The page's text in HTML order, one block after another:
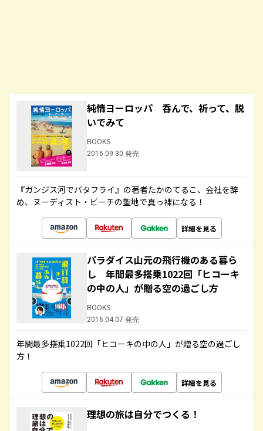
純情ヨーロッパ 呑んで、祈って、脱
いでみて
BOOKS
2016.09.30 発売
『ガンジス河でバタフライ』の著者たかのてるこ、会社を辞
め、ヌーディスト・ビーチの聖地で真っ裸になる！
詳細を見る
パラダイス山元の飛行機のある暮ら
し 年間最多搭乗1022回「ヒコーキ
の中の人」が贈る空の過ごし方
BOOKS
2016.04.07 発売
年間最多搭乗1022回「ヒコーキの中の人」が贈る空の過ごし
方！
詳細を見る
理想の旅は自分でつくる！